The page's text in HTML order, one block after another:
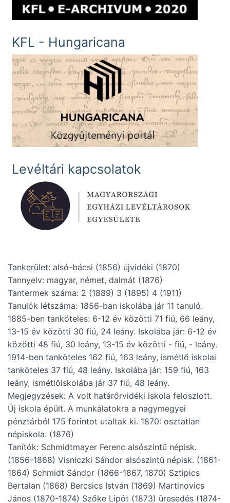
KFL - Hungaricana
Levéltári kapcsolatok
Tankerület: alsó-bácsi (1856) újvidéki (1870)
Tannyelv: magyar, német, dalmát (1876)
Tantermek száma: 2 (1889) 3 (1895) 4 (1911)
Tanulók létszáma: 1856-ban iskolába jár 11 tanuló.
1885-ben tanköteles: 6-12 év közötti 71 fiú, 66 leány,
13-15 év közötti 30 fiú, 24 leány. Iskolába jár: 6-12 év
közötti 48 fiú, 30 leány, 13-15 év közötti - fiú, - leány.
1914-ben tanköteles 162 fiú, 163 leány, ismétlő iskolai
tanköteles 37 fiú, 48 leány. Iskolába jár: 159 fiú, 163
leány, ismétlőiskolába jár 37 fiú, 48 leány.
Megjegyzések: A volt határőrvidéki iskola feloszlott.
Új iskola épült. A munkálatokra a nagymegyei
pénztárból 175 forintot utaltak ki. 1870: osztatlan
népiskola. (1876)
Tanítók: Schmidtmayer Ferenc alsószintű népisk.
(1856-1868) Visniczki Sándor alsószintű népisk. (1861-
1864) Schmidt Sándor (1866-1867, 1870) Sztipics
Bertalan (1868) Bercsics István (1869) Martinovics
János (1870-1874) Szőke Lipót (1873) üresedés (1874-